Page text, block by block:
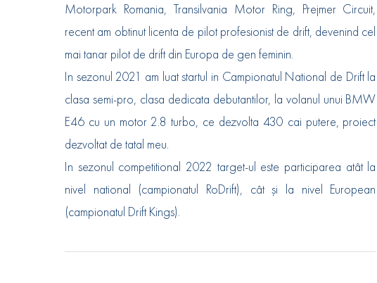
Motorpark Romania, Transilvania Motor Ring, Prejmer Circuit,
recent am obtinut licenta de pilot profesionist de drift, devenind cel
mai tanar pilot de drift din Europa de gen feminin.
In sezonul 2021 am luat startul in Campionatul National de Drift la
clasa semi-pro, clasa dedicata debutantilor, la volanul unui BMW
E46 cu un motor 2.8 turbo, ce dezvolta 430 cai putere, proiect
dezvoltat de tatal meu.
In sezonul competitional 2022 target-ul este participarea atât la
nivel national (campionatul RoDrift), cât și la nivel European
(campionatul Drift Kings).